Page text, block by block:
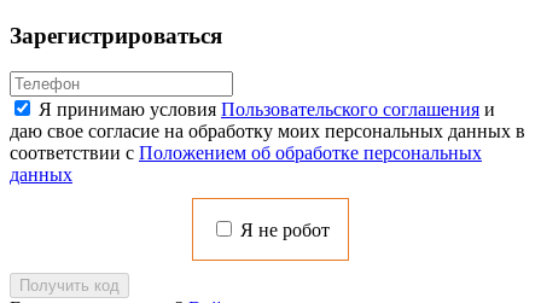
Зарегистрироваться
Я принимаю условия Пользовательского соглашения и
даю свое согласие на обработку моих персональных данных в
соответствии с Положением об обработке персональных
данных
Я не робот
Получить код